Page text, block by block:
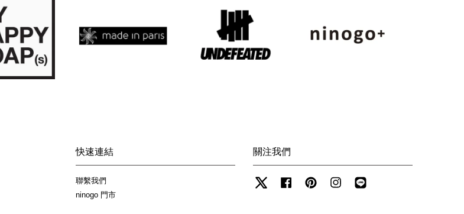
快速連結
聯繫我們
ninogo 門市
關注我們
Twitter FacebookPinterest Instagram